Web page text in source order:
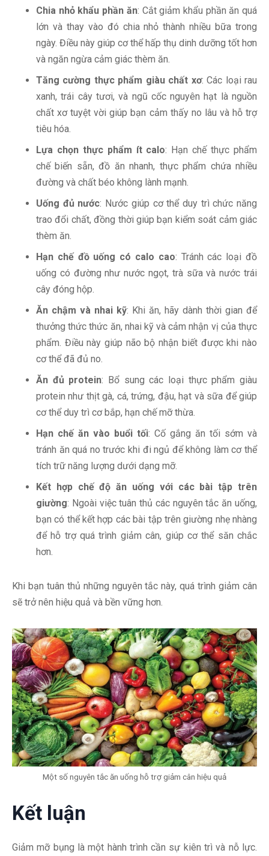
Chia nhỏ khẩu phần ăn: Cắt giảm khẩu phần ăn quá
lớn và thay vào đó chia nhỏ thành nhiều bữa trong
ngày. Điều này giúp cơ thể hấp thụ dinh dưỡng tốt hơn
và ngăn ngừa cảm giác thèm ăn.
Tăng cường thực phẩm giàu chất xơ: Các loại rau
xanh, trái cây tươi, và ngũ cốc nguyên hạt là nguồn
chất xơ tuyệt vời giúp bạn cảm thấy no lâu và hỗ trợ
tiêu hóa.
Lựa chọn thực phẩm ít calo: Hạn chế thực phẩm
chế biến sẵn, đồ ăn nhanh, thực phẩm chứa nhiều
đường và chất béo không lành mạnh.
Uống đủ nước: Nước giúp cơ thể duy trì chức năng
trao đổi chất, đồng thời giúp bạn kiểm soát cảm giác
thèm ăn.
Hạn chế đồ uống có calo cao: Tránh các loại đồ
uống có đường như nước ngọt, trà sữa và nước trái
cây đóng hộp.
Ăn chậm và nhai kỹ: Khi ăn, hãy dành thời gian để
thưởng thức thức ăn, nhai kỹ và cảm nhận vị của thực
phẩm. Điều này giúp não bộ nhận biết được khi nào
cơ thể đã đủ no.
Ăn đủ protein: Bổ sung các loại thực phẩm giàu
protein như thịt gà, cá, trứng, đậu, hạt và sữa để giúp
cơ thể duy trì cơ bắp, hạn chế mỡ thừa.
Hạn chế ăn vào buổi tối: Cố gắng ăn tối sớm và
tránh ăn quá no trước khi đi ngủ để không làm cơ thể
tích trữ năng lượng dưới dạng mỡ.
Kết hợp chế độ ăn uống với các bài tập trên
giường: Ngoài việc tuân thủ các nguyên tắc ăn uống,
bạn có thể kết hợp các bài tập trên giường nhẹ nhàng
để hỗ trợ quá trình giảm cân, giúp cơ thể săn chắc
hơn.
Khi bạn tuân thủ những nguyên tắc này, quá trình giảm cân
sẽ trở nên hiệu quả và bền vững hơn.
Một số nguyên tắc ăn uống hỗ trợ giảm cân hiệu quả
Kết luận
Giảm mỡ bụng là một hành trình cần sự kiên trì và nỗ lực.